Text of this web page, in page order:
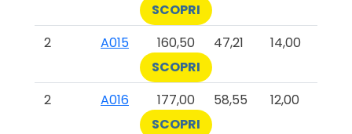
SCOPRI
2
A015 160,50 47,21
14,00
SCOPRI
2
A016 177,00 58,55
12,00
SCOPRI